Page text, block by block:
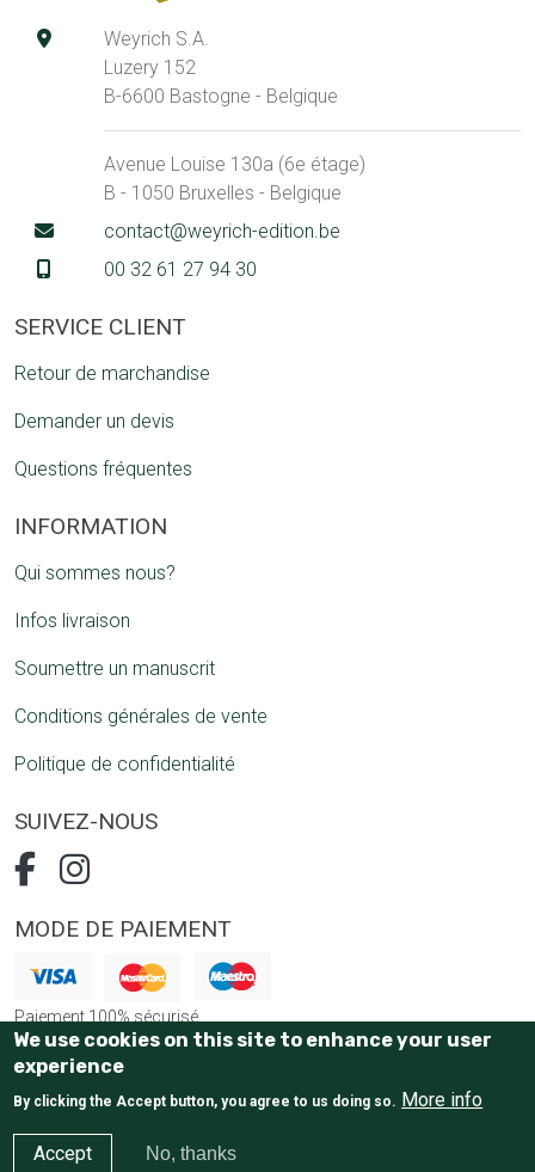
Weyrich S.A.
Luzery 152
B-6600 Bastogne - Belgique
Avenue Louise 130a (6e étage)
B - 1050 Bruxelles - Belgique
contact@weyrich-edition.be
00 32 61 27 94 30
SERVICE CLIENT
Retour de marchandise
Demander un devis
Questions fréquentes
INFORMATION
Qui sommes nous?
Infos livraison
Soumettre un manuscrit
Conditions générales de vente
Politique de confidentialité
SUIVEZ-NOUS
MODE DE PAIEMENT
Paiement 100% sécurisé
E-Commerce website
We use cookies on this site to enhance your user
experience
By clicking the Accept button, you agree to us doing so. More info
Accept No, thanks